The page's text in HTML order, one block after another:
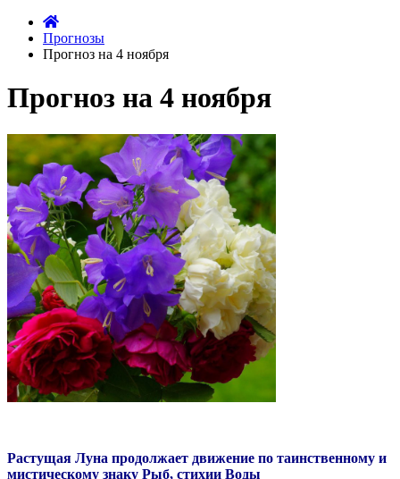
Прогнозы
Прогноз на 4 ноября
Прогноз на 4 ноября
Растущая Луна продолжает движение по таинственному и
мистическому знаку Рыб, стихии Воды